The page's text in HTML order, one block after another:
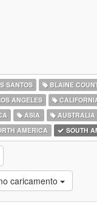
SANTOS
BLAINE
ANGELES
ASIA AUSTRALIA
AMERICA SOUTH
caricamento